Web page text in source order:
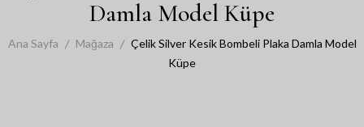
Damla Model Küpe
Ana Sayfa Mağaza
Çelik Silver Kesik Bombeli Plaka Damla Model
Küpe